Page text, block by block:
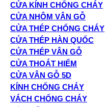
CỬA KÍNH CHỐNG CHÁY
CỬA NHÔM VÂN GỖ
CỬA THÉP CHỐNG CHÁY
CỬA THÉP HÀN QUỐC
CỬA THÉP VÂN GỖ
CỬA THOÁT HIỂM
CỬA VÂN GỖ 5D
KÍNH CHỐNG CHÁY
VÁCH CHỐNG CHÁY